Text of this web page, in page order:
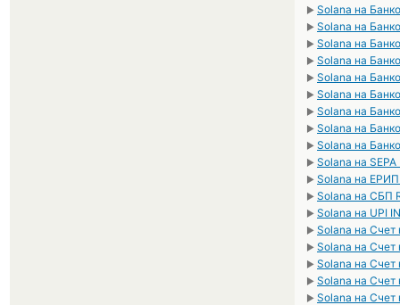
► Solana на
► Solana на
► Solana на
► Solana на
► Solana на
► Solana на
► Solana на
► Solana на
► Solana на
► Solana на SEPA
► Solana на
► Solana на СБП
► Solana на UPI
► Solana на Счет
► Solana на Счет
► Solana на Счет
► Solana на Счет
► Solana на Счет